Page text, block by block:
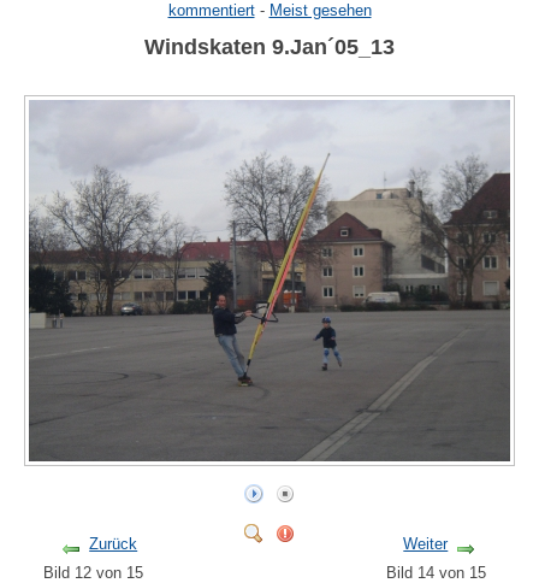
kommentiert- Meist gesehen
Windskaten 9.Jan´05_13
Zurück
Bild 12 von 15
Weiter
Bild 14 von 15